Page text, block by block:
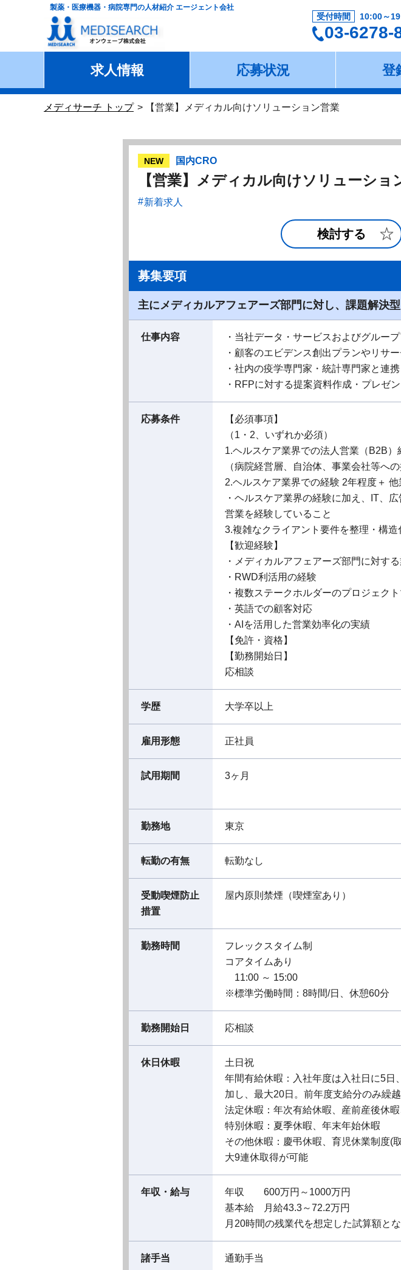
製薬・医療機器・病院専門の人材紹介 エージェント会社
受付時間 10:00～
03-6278-
求人情報 応募状況 登
メディサーチ トップ 【営業】メディカル向けソリューション営業
NEW 国内CRO
【営業】メディカル向けソリューショ
新着求人
検討する
募集要項
主にメディカルアフェアーズ部門に対し、課題解決
仕事内容
・当社データ・サービスおよびグルー
・顧客のエビデンス創出プランやリサ
・社内の疫学専門家・統計専門家と連
・RFPに対する提案資料作成・プレゼ
応募条件
【必須事項】
（1・2、いずれか必須）
1.ヘルスケア業界での法人営業（B2B）
（病院経営層、自治体、事業会社等へ
2.ヘルスケア業界での経験 2年程度＋
・ヘルスケア業界の経験に加え、IT、
営業を経験していること
3.複雑なクライアント要件を整理・構造
【歓迎経験】
・メディカルアフェアーズ部門に対す
・RWD利活用の経験
・複数ステークホルダーのプロジェク
・英語での顧客対応
・AIを活用した営業効率化の実績
【免許・資格】
【勤務開始日】
応相談
学歴 大学卒以上
雇用形態 正社員
試用期間 3ヶ月
勤務地 東京
転勤の有無 転勤なし
受動喫煙防止
措置
屋内原則禁煙（喫煙室あり）
勤務時間
フレックスタイム制
コアタイムあり
11:00 ～ 15:00
※標準労働時間：8時間/日、休憩60分
勤務開始日 応相談
休日休暇
土日祝
年間有給休暇：入社年度は入社日に5
加し、最大20日。前年度支給分のみ繰
法定休暇：年次有給休暇、産前産後休
特別休暇：夏季休暇、年末年始休暇
その他休暇：慶弔休暇、育児休業制度(
大9連休取得が可能
年収・給与
年収 600万円～1000万円
基本給 月給43.3～72.2万円
月20時間の残業代を想定した試算額とな
諸手当 通勤手当